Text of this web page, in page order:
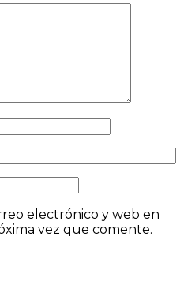
electrónico y web en
vez que comente.